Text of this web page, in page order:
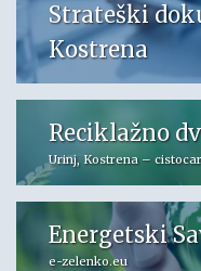
Strateški
Kostrena
Reciklažno
Urinj, Kostrena –
Energetski
e-zelenko.eu